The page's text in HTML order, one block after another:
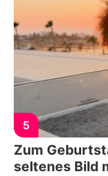
5
Zum
seltenes Bild